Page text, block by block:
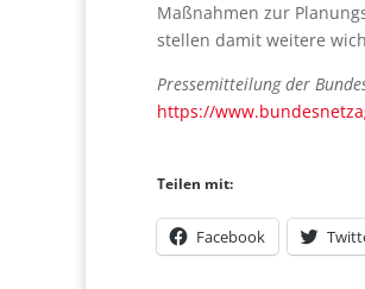
Maßnahmen zur
stellen damit weitere
Pressemitteilung der
https://
Teilen mit:
Facebook